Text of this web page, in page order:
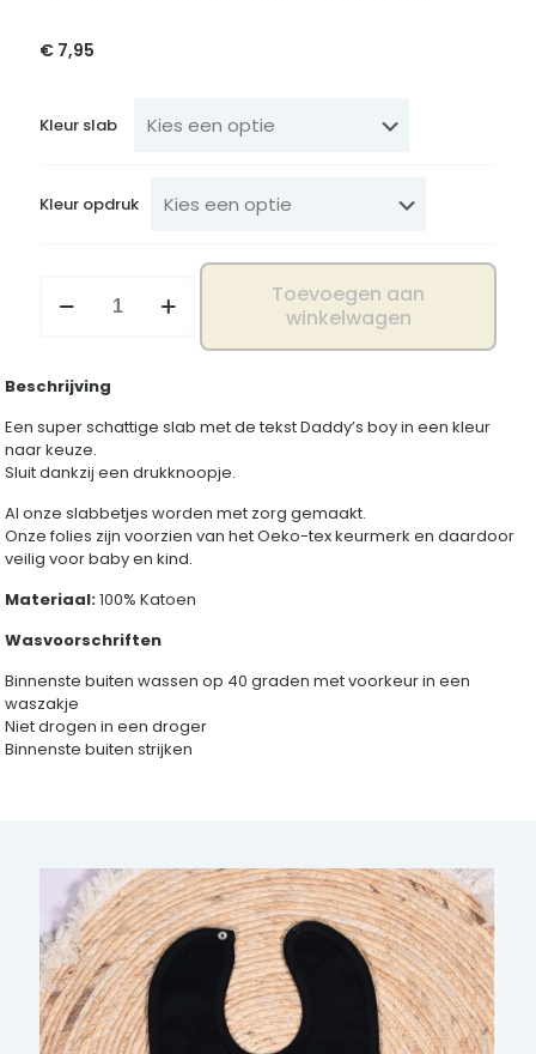
€ 7,95
Kleur slab
Kleur opdruk
Daddy's
Toevoegen aan
winkelwagen
Beschrijving
Een super schattige slab met de tekst Daddy’s boy in een kleur
naar keuze.
Sluit dankzij een drukknoopje.
Al onze slabbetjes worden met zorg gemaakt.
Onze folies zijn voorzien van het Oeko-tex keurmerk en daardoor
veilig voor baby en kind.
Materiaal:100% Katoen
Wasvoorschriften
Binnenste buiten wassen op 40 graden met voorkeur in een
waszakje
Niet drogen in een droger
Binnenste buiten strijken